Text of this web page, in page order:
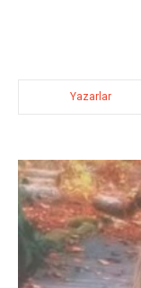
Yazarlar